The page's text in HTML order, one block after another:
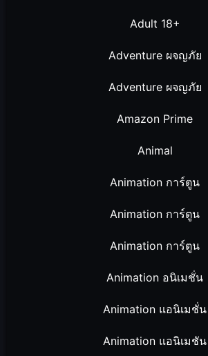
Adult 18+
Adventure ผจญภัย
Adventure ผจญภัย
Amazon Prime
Animal
Animation การ์ตูน
Animation การ์ตูน
Animation การ์ตูน
Animation อนิเมชั่น
Animation แอนิเมชั่น
Animation แอนิเมชัน